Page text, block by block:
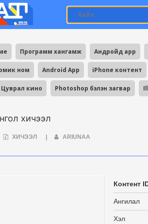
Программ хангамж Андройд app
ном Android App iPhone контент
Цуврал кино Photoshop бэлэн загвар
хичээл
ХИЧЭЭЛ ARIUNAA
Контент
Ангилал
Хэл